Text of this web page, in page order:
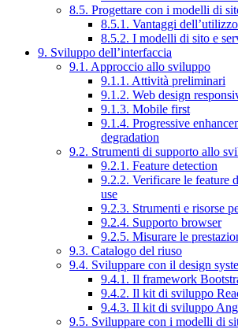
8.5. Progettare con i modelli di
8.5.1. Vantaggi
8.5.2. I modelli di sito e
9. Sviluppo dell’interfaccia
9.1. Approccio allo sviluppo
9.1.1. Attività preliminari
9.1.2. Web design
9.1.3. Mobile first
9.1.4. Progressive
degradation
9.2. Strumenti di supporto allo
9.2.1. Feature detection
9.2.2. Verificare le feature
use
9.2.3. Strumenti e risorse
9.2.4. Supporto browser
9.2.5. Misurare le
9.3. Catalogo del riuso
9.4. Sviluppare con il design
9.4.1. Il framework
9.4.2. Il kit di sviluppo
9.4.3. Il kit di sviluppo
9.5. Sviluppare con i modelli di